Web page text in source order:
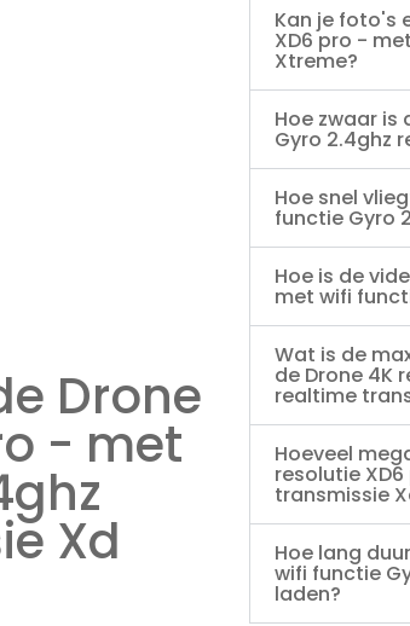
Drone
- met
Xd
Kan je foto's
XD6 pro -
Xtreme?
Hoe zwaar is
Gyro 2.4ghz
Hoe snel
functie Gyro
Hoe is de
met wifi
Wat is de
de Drone 4K
realtime
Hoeveel
resolutie
transmissie
Hoe lang
wifi functie
laden?